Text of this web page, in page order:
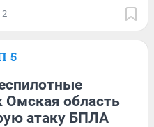
2
5
Омская область
атаку БПЛА